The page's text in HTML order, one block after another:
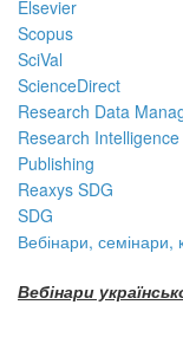
Elsevier
Scopus
SciVal
ScienceDirect
Research Data
Research Intelligence
Publishing
Reaxys SDG
SDG
Вебінари, семінари,
Вебінари